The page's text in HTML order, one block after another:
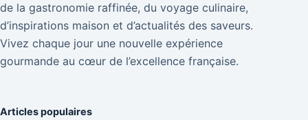
de la gastronomie raffinée, du voyage culinaire,
d’inspirations maison et d’actualités des saveurs.
Vivez chaque jour une nouvelle expérience
gourmande au cœur de l’excellence française.
Articles populaires